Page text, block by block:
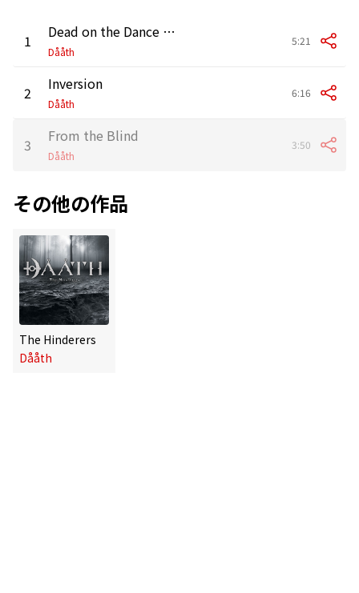
1 Dead on the Dance Floor (Pyrexia Mix) [Remix]
Dååth
5:21
2 Inversion
Dååth
6:16
3 From the Blind
Dååth
3:50
その他の作品
The Hinderers
Dååth